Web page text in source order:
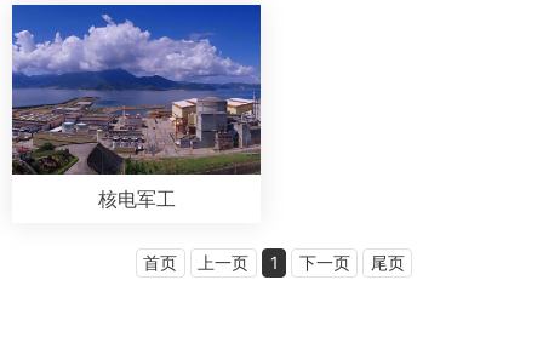
核电军工
首页 上一页 1 下一页 尾页